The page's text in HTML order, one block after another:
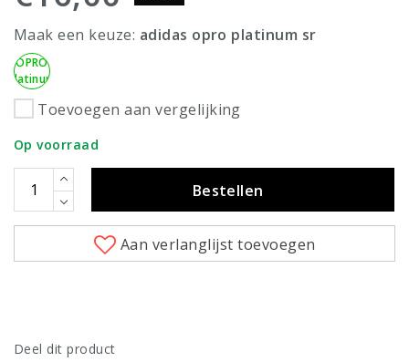
Maak een keuze: adidas opro platinum sr
OPRO
Platinum
SR
Toevoegen aan vergelijking
Op voorraad
Bestellen
Aan verlanglijst toevoegen
Deel dit product